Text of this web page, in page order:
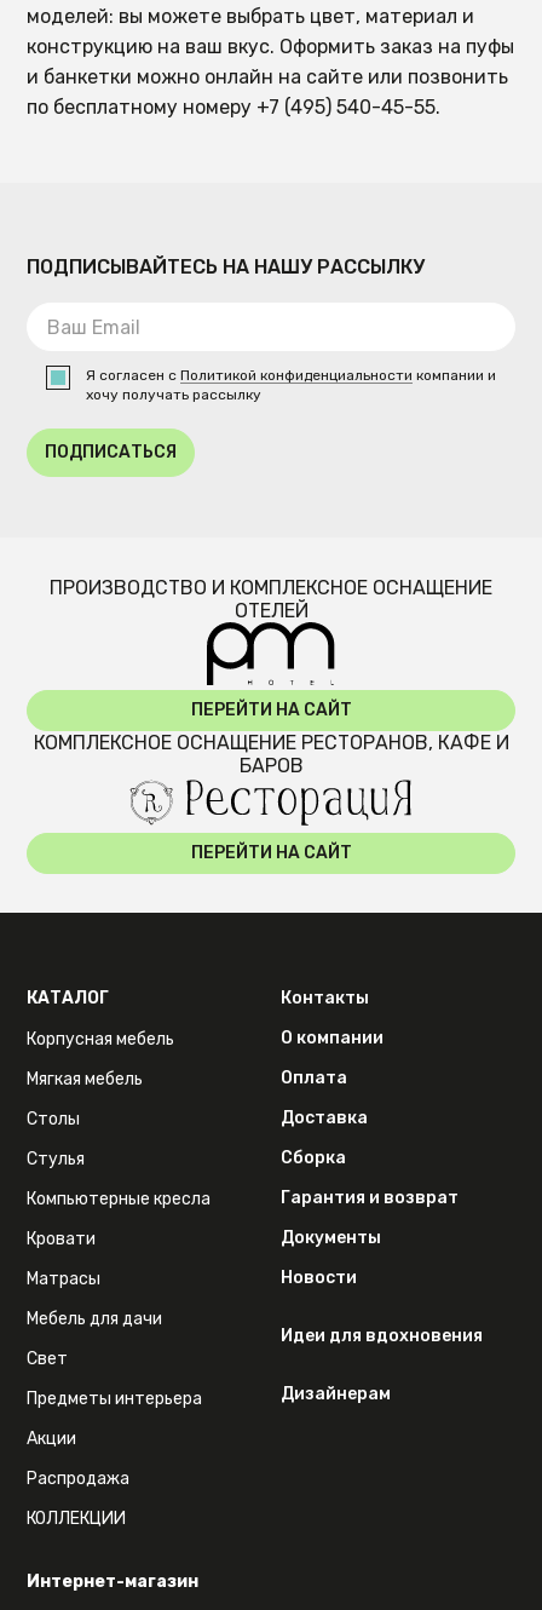
моделей: вы можете выбрать цвет, материал и
конструкцию на ваш вкус. Оформить заказ на пуфы
и банкетки можно онлайн на сайте или позвонить
по бесплатному номеру +7 (495) 540-45-55.
ПОДПИСЫВАЙТЕСЬ НА НАШУ РАССЫЛКУ
Я согласен сПолитикой конфиденциальности компании и
хочу получать рассылку
ПОДПИСАТЬСЯ
ПРОИЗВОДСТВО И КОМПЛЕКСНОЕ ОСНАЩЕНИЕ
ОТЕЛЕЙ
ПЕРЕЙТИ НА САЙТ
КОМПЛЕКСНОЕ ОСНАЩЕНИЕ РЕСТОРАНОВ, КАФЕ И
БАРОВ
ПЕРЕЙТИ НА САЙТ
Интернет-магазин
КАТАЛОГ
Корпусная мебель
Мягкая мебель
Столы
Стулья
Компьютерные кресла
Кровати
Матрасы
Мебель для дачи
Свет
Предметы интерьера
Акции
Распродажа
КОЛЛЕКЦИИ
Контакты
О компании
Оплата
Доставка
Сборка
Гарантия и возврат
Документы
Новости
Идеи для вдохновения
Дизайнерам